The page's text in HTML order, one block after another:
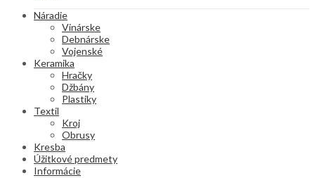
Náradie
Vinárske
Debnárske
Vojenské
Keramika
Hračky
Džbány
Plastiky
Textil
Kroj
Obrusy
Kresba
Úžitkové predmety
Informácie